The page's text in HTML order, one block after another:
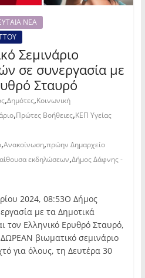
ΝΕΑ
Σεμινάριο
σε συνεργασία με
Σταυρό
,Δημότες,Κοινωνική
,Πρώτες Βοήθειες,ΚΕΠ Υγείας
,Ανακοίνωση,πρώην Δημαρχείο
αίθουσα εκδηλώσεων,Δήμος Δάφνης -
2024, 08:53Ο Δήμος
με τα Δημοτικά
τον Ελληνικό Ερυθρό Σταυρό,
βιωματικό σεμινάριο
για όλους, τη Δευτέρα 30